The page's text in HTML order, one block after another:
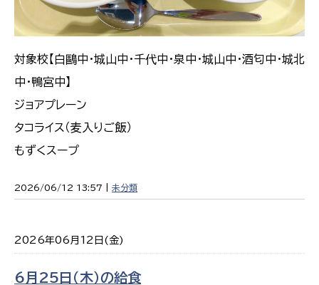
対象校【白鷗中・城山中・千代中・泉中・城山中・酒匂中・城北
中・鴨宮中】
ジョアプレーン
タコライス（麦入りご飯）
もずくスープ
2026/06/12 13:57 | 未分類
2026年06月12日(金)
6月25日（木）の給食